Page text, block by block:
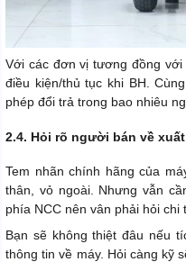
Với các đơn vị tương đồng
điều kiện/thủ tục khi BH.
phép đổi trả trong bao nhiêu
2.4. Hỏi rõ người bán về
Tem nhãn chính hãng của
thân, vỏ ngoài. Nhưng vẫn
phía NCC nên vân phải hỏi chi
Bạn sẽ không thiệt đâu nếu
thông tin về máy. Hỏi càng kỹ